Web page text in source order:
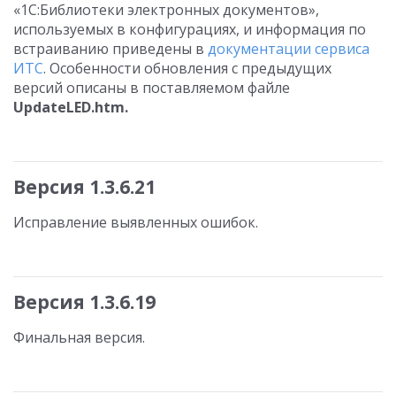
«1С:Библиотеки электронных документов»,
используемых в конфигурациях, и информация по
встраиванию приведены в документации сервиса
ИТС. Особенности обновления с предыдущих
версий описаны в поставляемом файле
UpdateLED.htm.
Версия 1.3.6.21
Исправление выявленных ошибок.
Версия 1.3.6.19
Финальная версия.